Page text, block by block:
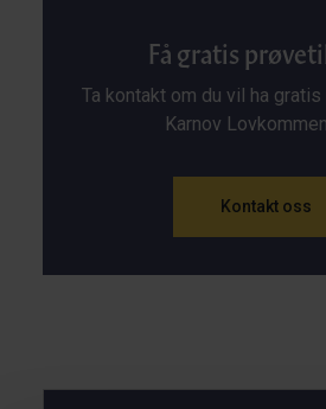
Få gratis
Ta kontakt om du vil ha
Karnov
Kontakt oss